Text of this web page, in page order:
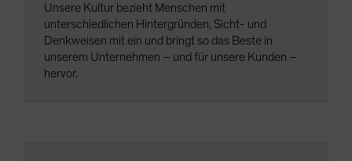
Unsere Kultur bezieht Menschen mit
unterschiedlichen Hintergründen, Sicht- und
Denkweisen mit ein und bringt so das Beste in
unserem Unternehmen – und für unsere Kunden –
hervor.